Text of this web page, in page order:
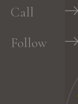
Call
Follow